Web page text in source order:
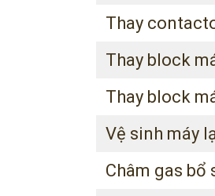
Thay
Thay block
Thay block
Vệ sinh máy
Châm gas bổ